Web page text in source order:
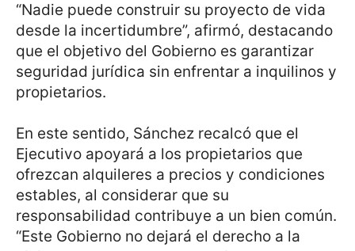
“Nadie puede construir su proyecto de vida
desde la incertidumbre”, afirmó, destacando
que el objetivo del Gobierno es garantizar
seguridad jurídica sin enfrentar a inquilinos y
propietarios.
En este sentido, Sánchez recalcó que el
Ejecutivo apoyará a los propietarios que
ofrezcan alquileres a precios y condiciones
estables, al considerar que su
responsabilidad contribuye a un bien común.
“Este Gobierno no dejará el derecho a la